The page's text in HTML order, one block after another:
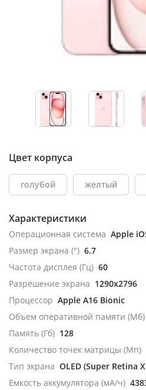
Цвет корпуса
голубой желтый
Характеристики
Операционная система Apple
Размер экрана (") 6.7
Частота дисплея (Гц) 60
Разрешение экрана 1290x2796
Процессор Apple A16 Bionic
Объем оперативной памяти (Мб)
Память (Гб) 128
Количество точек матрицы (Мп)
Тип экрана OLED (Super Retina
Емкость аккумулятора (мА/ч)